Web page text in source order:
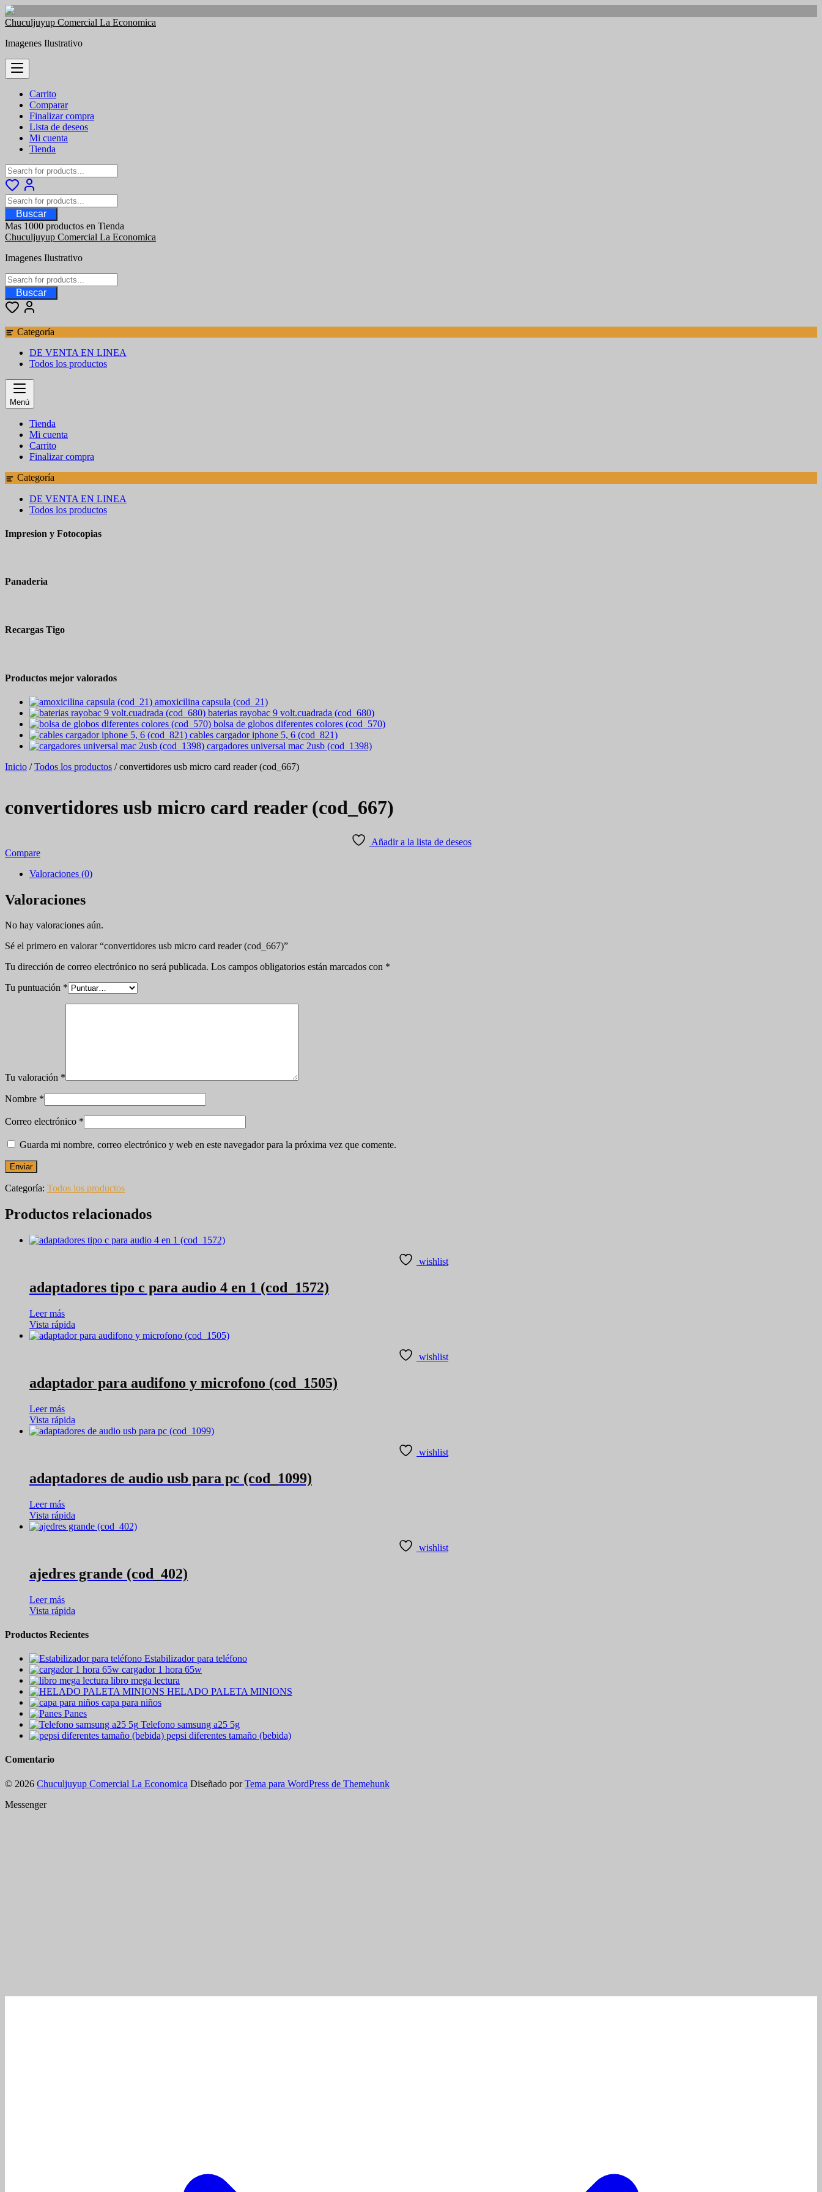
Saltar
contenido
Chuculjuyup Comercial La Economica
Imagenes Ilustrativo
Carrito
Comparar
Finalizar compra
Lista de deseos
Mi cuenta
Tienda
Buscar
Mas 1000 productos en Tienda
Chuculjuyup Comercial La Economica
Imagenes Ilustrativo
Buscar
Categoría
DE VENTA EN LINEA
Todos los productos
Menú
Tienda
Mi cuenta
Carrito
Finalizar compra
Categoría
DE VENTA EN LINEA
Todos los productos
Impresion y Fotocopias
Panaderia
Recargas Tigo
Productos mejor valorados
amoxicilina capsula (cod_21)
baterias rayobac 9 volt.cuadrada (cod_680)
bolsa de globos diferentes colores (cod_570)
cables cargador iphone 5, 6 (cod_821)
cargadores universal mac 2usb (cod_1398)
Inicio /Todos los productos / convertidores usb micro card reader (cod_667)
convertidores usb micro card reader (cod_667)
Añadir a la lista de deseos
Compare
Valoraciones (0)
Valoraciones
No hay valoraciones aún.
Sé el primero en valorar “convertidores usb micro card reader (cod_667)”
Tu dirección de correo electrónico no será publicada. Los campos obligatorios están marcados con *
Tu puntuación *
Tu valoración *
Nombre *
Correo electrónico *
Guarda mi nombre, correo electrónico y web en este navegador para la próxima vez que comente.
Categoría: Todos los productos
Productos relacionados
wishlist
adaptadores tipo c para audio 4 en 1 (cod_1572)
Leer más
Vista rápida
wishlist
adaptador para audifono y microfono (cod_1505)
Leer más
Vista rápida
wishlist
adaptadores de audio usb para pc (cod_1099)
Leer más
Vista rápida
wishlist
ajedres grande (cod_402)
Leer más
Vista rápida
Productos Recientes
Estabilizador para teléfono
cargador 1 hora 65w
libro mega lectura
HELADO PALETA MINIONS
capa para niños
Panes
Telefono samsung a25 5g
pepsi diferentes tamaño (bebida)
Comentario
© 2026 Chuculjuyup Comercial La Economica Diseñado por Tema para WordPress de Themehunk
Messenger